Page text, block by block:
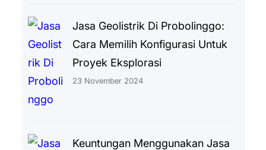
Jasa Geolistrik Di Probolinggo:
Cara Memilih Konfigurasi Untuk
Proyek Eksplorasi
23 November 2024
Keuntungan Menggunakan Jasa